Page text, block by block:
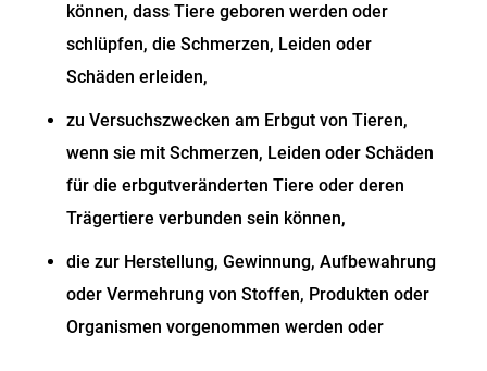
können, dass Tiere geboren werden oder
schlüpfen, die Schmerzen, Leiden oder
Schäden erleiden,
zu Versuchszwecken am Erbgut von Tieren,
wenn sie mit Schmerzen, Leiden oder Schäden
für die erbgutveränderten Tiere oder deren
Trägertiere verbunden sein können,
die zur Herstellung, Gewinnung, Aufbewahrung
oder Vermehrung von Stoffen, Produkten oder
Organismen vorgenommen werden oder